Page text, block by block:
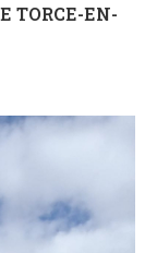
TORCE-EN-